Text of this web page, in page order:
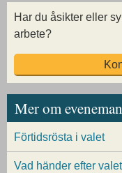
Har du åsikter eller
arbete?
Mer om
Förtidsrösta i valet
Vad händer efter